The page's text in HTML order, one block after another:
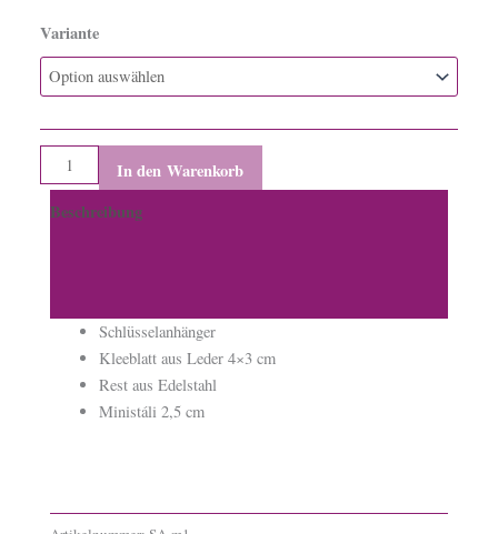
Variante
Schlüsselanhänger,
Ministáli
und
Menge
In den Warenkorb
Beschreibung
Schlüsselanhänger
Kleeblatt aus Leder 4×3 cm
Rest aus Edelstahl
Ministáli 2,5 cm